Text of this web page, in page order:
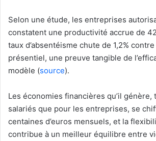
Selon une étude, les entreprises
constatent une productivité accrue de
taux d’absentéisme chute de 1,2%
présentiel, une preuve tangible de
modèle (source).
Les économies financières qu’il génère,
salariés que pour les entreprises, se
centaines d’euros mensuels, et la
contribue à un meilleur équilibre entre